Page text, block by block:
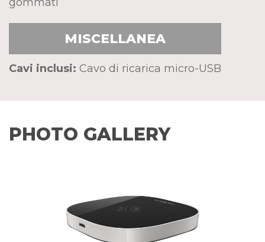
MISCELLANEA
Cavi inclusi: Cavo di ricarica micro-USB
PHOTO GALLERY